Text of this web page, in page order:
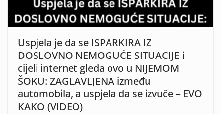
Uspjela je da se ISPARKIRA IZ
DOSLOVNO NEMOGUĆE SITUACIJE i
cijeli internet gleda ovo u NIJEMOM
ŠOKU: ZAGLAVLJENA između
automobila, a uspjela da se izvuče – EVO
KAKO (VIDEO)